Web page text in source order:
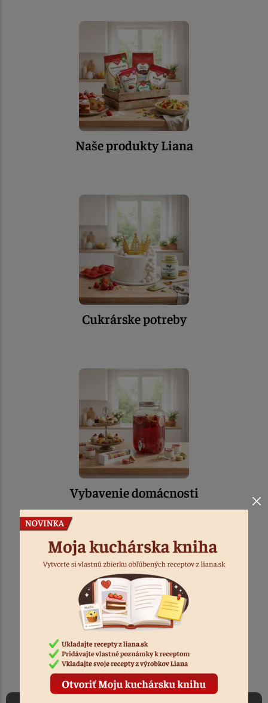
Naše produkty Liana
Cukrárske potreby
Vybavenie domácnosti
DO 1-2 PRACOVNÝCH DNÍ
OD PRIJATIA OBJEDNÁVKY